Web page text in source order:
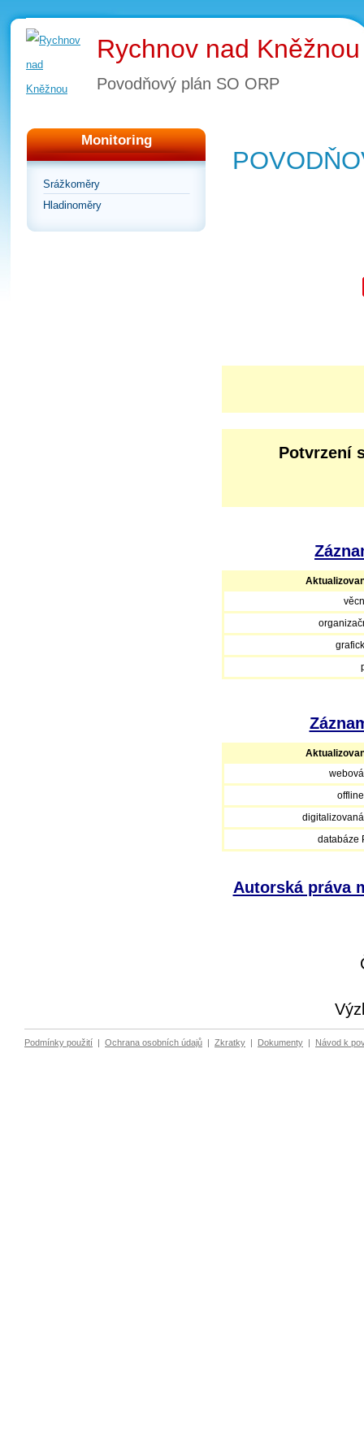
Rychnov nad Kněžnou
Povodňový plán SO ORP
Monitoring
Srážkoměry
Hladinoměry
Potvrzení
databáze
Autorská práva
Podmínky použití | Ochrana osobních údajů | Zkratky | Dokumenty | Návod k